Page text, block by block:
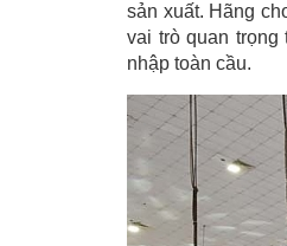
sản xuất. Hãng
vai trò quan trọng
nhập toàn cầu.